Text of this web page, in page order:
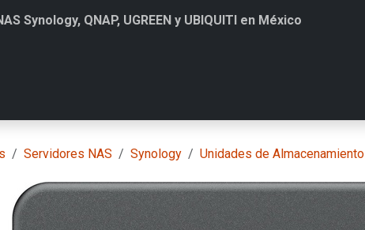
Synology, QNAP, UGREEN y UBIQUITI en México
Servidores NAS Synology Unidades de Almacenamiento